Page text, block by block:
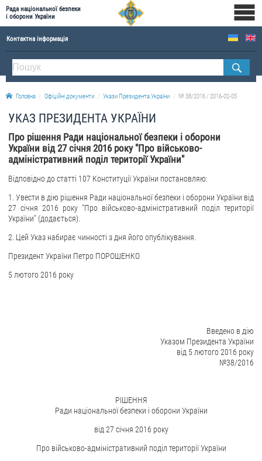
Рада національної безпеки
і оборони України
Контактна інформація
ПРО РНБОУ
Склад Ради національної безпеки і оборони України
Апарат Ради національної безпеки і оборони України
Правова основа діяльності Ради національної безпеки і оборони України
Історична довідка про діяльність Ради національної безпеки і оборони України
ОФІЦІЙНІ ДОКУМЕНТИ
ПРЕСЦЕНТР
Новини
Drone Deals
Фотогалерея
Відеогалерея
ЗВЕРНЕННЯ ГРОМАДЯН
Головна Офіційні документи Укази Президента України № 38/2016 / 2016-02-05
УКАЗ ПРЕЗИДЕНТА УКРАЇНИ
Про рішення Ради національної безпеки і оборони
України від 27 січня 2016 року "Про військово-
адміністративний поділ території України"
Відповідно до статті 107 Конституції України постановляю:
1. Увести в дію рішення Ради національної безпеки і оборони України від
27 січня 2016 року "Про військово-адміністративний поділ території
України" (додається).
2. Цей Указ набирає чинності з дня його опублікування.
Президент України Петро ПОРОШЕНКО
5 лютого 2016 року
Введено в дію
Указом Президента України
від 5 лютого 2016 року
№38/2016
РІШЕННЯ
Ради національної безпеки і оборони України
від 27 січня 2016 року
Про військово-адміністративний поділ території України